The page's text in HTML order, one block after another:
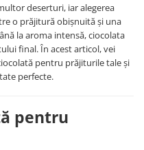
deserturi, iar alegerea
o prăjitură obișnuită și una
la aroma intensă, ciocolata
final. În acest articol, vei
pentru prăjiturile tale și
perfecte.
pentru